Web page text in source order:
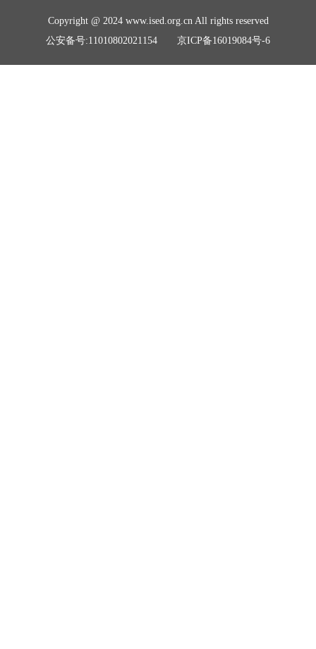
Copyright @ 2024 www.ised.org.cn All rights reserved
公安备号:11010802021154 京ICP备16019084号-6